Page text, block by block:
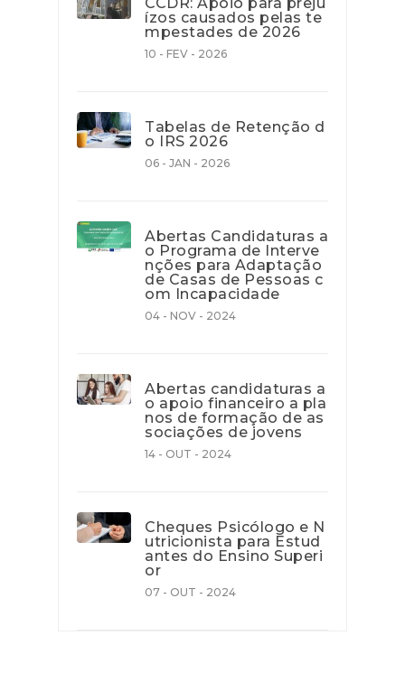
ízos causados pelas te
mpestades de 2026
10 - FEV - 2026
Tabelas de Retenção d
o IRS 2026
06 - JAN - 2026
Abertas Candidaturas a
o Programa de Interve
nções para Adaptação
de Casas de Pessoas c
om Incapacidade
04 - NOV - 2024
Abertas candidaturas a
o apoio financeiro a pla
nos de formação de as
sociações de jovens
14 - OUT - 2024
Cheques Psicólogo e N
utricionista para Estud
antes do Ensino Superi
or
07 - OUT - 2024